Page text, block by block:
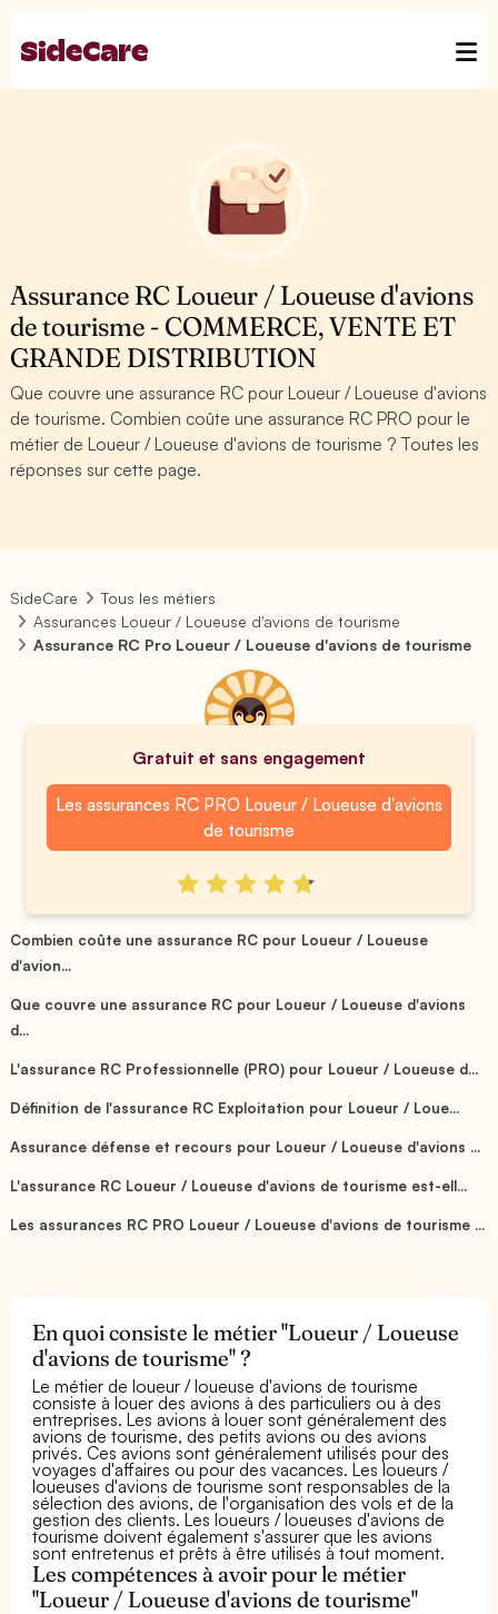
Assurance RC Loueur / Loueuse d'avions
de tourisme - COMMERCE, VENTE ET
GRANDE DISTRIBUTION
Que couvre une assurance RC pour Loueur / Loueuse d'avions
de tourisme. Combien coûte une assurance RC PRO pour le
métier de Loueur / Loueuse d'avions de tourisme ? Toutes les
réponses sur cette page.
SideCare
Tous les métiers
Assurances Loueur / Loueuse d'avions de tourisme
Assurance RC Pro Loueur / Loueuse d'avions de tourisme
Gratuit et sans engagement
Les assurances RC PRO Loueur / Loueuse d'avions
de tourisme
Combien coûte une assurance RC pour Loueur / Loueuse
d'avion...
Que couvre une assurance RC pour Loueur / Loueuse d'avions
d...
L'assurance RC Professionnelle (PRO) pour Loueur / Loueuse d...
Définition de l'assurance RC Exploitation pour Loueur / Loue...
Assurance défense et recours pour Loueur / Loueuse d'avions ...
L'assurance RC Loueur / Loueuse d'avions de tourisme est-ell...
Les assurances RC PRO Loueur / Loueuse d'avions de tourisme ...
En quoi consiste le métier "Loueur / Loueuse
d'avions de tourisme" ?
Le métier de loueur / loueuse d'avions de tourisme
consiste à louer des avions à des particuliers ou à des
entreprises. Les avions à louer sont généralement des
avions de tourisme, des petits avions ou des avions
privés. Ces avions sont généralement utilisés pour des
voyages d'affaires ou pour des vacances. Les loueurs /
loueuses d'avions de tourisme sont responsables de la
sélection des avions, de l'organisation des vols et de la
gestion des clients. Les loueurs / loueuses d'avions de
tourisme doivent également s'assurer que les avions
sont entretenus et prêts à être utilisés à tout moment.
Les compétences à avoir pour le métier
"Loueur / Loueuse d'avions de tourisme"